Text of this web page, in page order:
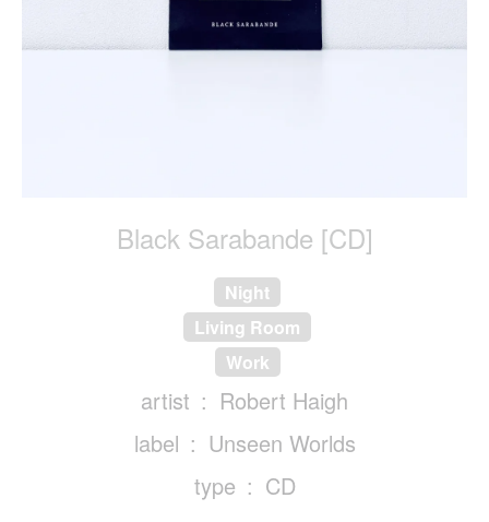
Black Sarabande [CD]
Night
Living Room
Work
artist
Robert Haigh
label
Unseen Worlds
type
CD